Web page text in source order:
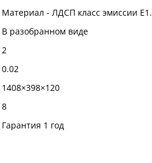
Материал - ЛДСП класс эмиссии Е1.
В разобранном виде
2
0.02
1408×398×120
8
Гарантия 1 год